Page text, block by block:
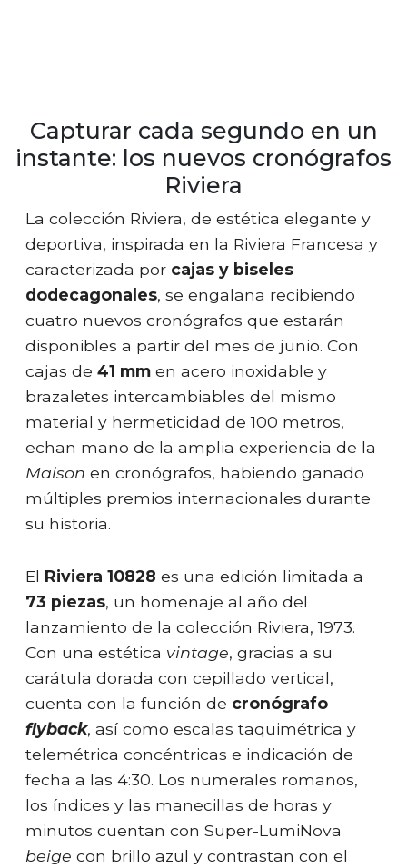
Capturar cada segundo en un
instante: los nuevos cronógrafos
Riviera
La colección Riviera, de estética elegante y
deportiva, inspirada en la Riviera Francesa y
caracterizada por cajas y biseles
dodecagonales, se engalana recibiendo
cuatro nuevos cronógrafos que estarán
disponibles a partir del mes de junio. Con
cajas de 41 mm en acero inoxidable y
brazaletes intercambiables del mismo
material y hermeticidad de 100 metros,
echan mano de la amplia experiencia de la
Maison en cronógrafos, habiendo ganado
múltiples premios internacionales durante
su historia.
El Riviera 10828 es una edición limitada a
73 piezas, un homenaje al año del
lanzamiento de la colección Riviera, 1973.
Con una estética vintage, gracias a su
carátula dorada con cepillado vertical,
cuenta con la función de cronógrafo
flyback, así como escalas taquimétrica y
telemétrica concéntricas e indicación de
fecha a las 4:30. Los numerales romanos,
los índices y las manecillas de horas y
minutos cuentan con Super-LumiNova
beige con brillo azul y contrastan con el